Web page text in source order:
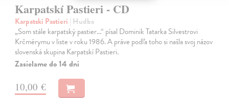
Karpatskí Pastieri - CD
Karpatskí Pastieri | Hudba
„Som stále karpatský pastier...“ písal Dominik Tatarka Silvestrovi
Krčmérymu v liste v roku 1986. A práve podľa toho si našla svoj názov
slovenská skupina Karpatskí Pastieri.
Zasielame do 14 dní
10,00 €